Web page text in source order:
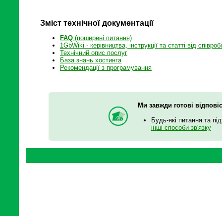
Зміст технічної документації
FAQ (поширені питання)
1GbWiki - керівництва, інструкції та статті від
Технічний опис послуг
База знань хостинга
Рекомендації з програмування
Ми завжди готові
Будь-які питання та
інші способи зв'язку